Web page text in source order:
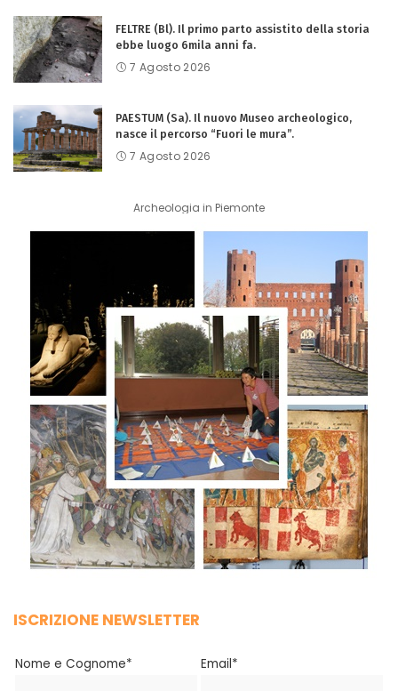
FELTRE (Bl). Il primo parto assistito della storia
ebbe luogo 6mila anni fa.
7 Agosto 2026
PAESTUM (Sa). Il nuovo Museo archeologico,
nasce il percorso “Fuori le mura”.
7 Agosto 2026
Archeologia in Piemonte
ISCRIZIONE NEWSLETTER
Nome e Cognome* Email*